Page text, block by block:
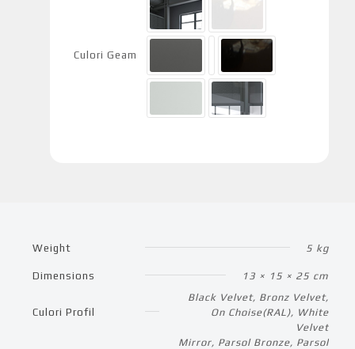
Culori Geam
Weight 5 kg
Dimensions 13 × 15 × 25 cm
Culori Profil
Black Velvet, Bronz Velvet,
On Choise(RAL), White
Velvet
Mirror, Parsol Bronze, Parsol